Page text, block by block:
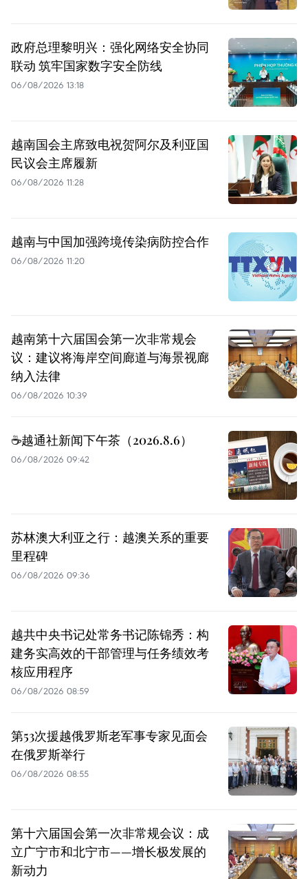
政府总理黎明兴：强化网络安全协同
联动 筑牢国家数字安全防线
06/08/2026 13:18
越南国会主席致电祝贺阿尔及利亚国
民议会主席履新
06/08/2026 11:28
越南与中国加强跨境传染病防控合作
06/08/2026 11:20
越南第十六届国会第一次非常规会
议：建议将海岸空间廊道与海景视廊
纳入法律
06/08/2026 10:39
☕️越通社新闻下午茶（2026.8.6）
06/08/2026 09:42
苏林澳大利亚之行：越澳关系的重要
里程碑
06/08/2026 09:36
越共中央书记处常务书记陈锦秀：构
建务实高效的干部管理与任务绩效考
核应用程序
06/08/2026 08:59
第53次援越俄罗斯老军事专家见面会
在俄罗斯举行
06/08/2026 08:55
第十六届国会第一次非常规会议：成
立广宁市和北宁市——增长极发展的
新动力